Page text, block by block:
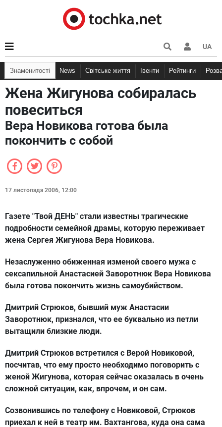
UA
Знаменитості News Світське життя Івенти Рейтинги
Жена Жигунова собиралась
повеситься
Вера Новикова готова была
покончить с собой
17 листопада 2006, 12:00
Газете "Твой ДЕНЬ" стали известны трагические
подробности семейной драмы, которую переживает
жена Сергея Жигунова Вера Новикова.
Незаслуженно обиженная изменой своего мужа с
сексапильной Анастасией Заворотнюк Вера Новикова
была готова покончить жизнь самоубийством.
Дмитрий Стрюков, бывший муж Анастасии
Заворотнюк, признался, что ее буквально из петли
вытащили близкие люди.
Дмитрий Стрюков встретился с Верой Новиковой,
посчитав, что ему просто необходимо поговорить с
женой Жигунова, которая сейчас оказалась в очень
сложной ситуации, как, впрочем, и он сам.
Созвонившись по телефону с Новиковой, Стрюков
приехал к ней в театр им. Вахтангова, куда она сама